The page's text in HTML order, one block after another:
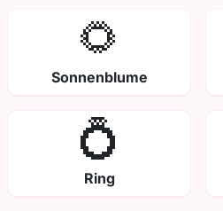
🌻
Sonnenblume
💍
Ring